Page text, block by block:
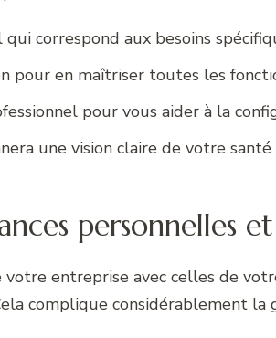
correspond aux besoins
pour en maîtriser toutes les
pour vous aider à la
une vision claire de votre
personnelles
votre entreprise avec celles de
complique considérablement